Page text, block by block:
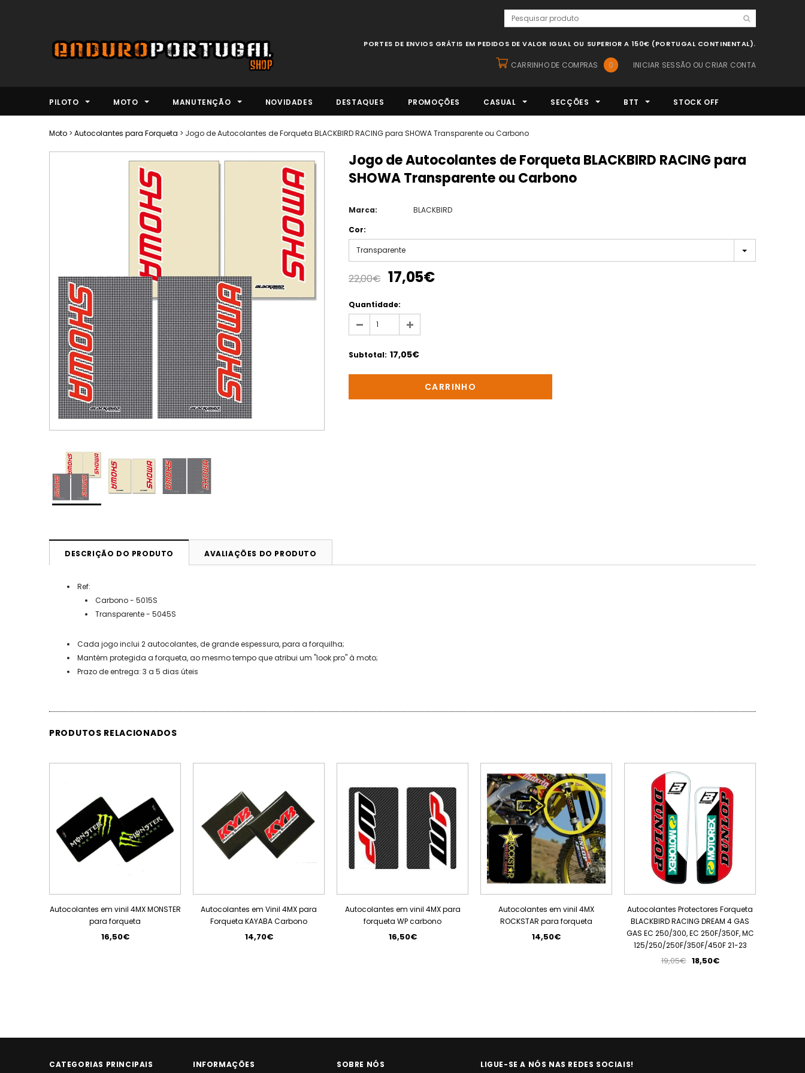
PORTES DE ENVIOS GRÁTIS EM PEDIDOS DE VALOR IGUAL OU SUPERIOR A 150€ (PORTUGAL CONTINENTAL).
INICIAR SESSÃO OU CRIAR CONTA
CARRINHO DE COMPRAS 0
PILOTO MOTO MANUTENÇÃO NOVIDADES DESTAQUES PROMOÇÕES CASUAL SECÇÕES BTT STOCK OFF
Moto > Autocolantes para Forqueta > Jogo de Autocolantes de Forqueta BLACKBIRD RACING para SHOWA Transparente ou Carbono
Jogo de Autocolantes de Forqueta BLACKBIRD RACING para
SHOWA Transparente ou Carbono
Marca:
BLACKBIRD
Cor:
Transparente
22,00€ 17,05€
Quantidade:
Subtotal: 17,05€
DESCRIÇÃO DO PRODUTO AVALIAÇÕES DO PRODUTO
Ref:
Carbono - 5015S
Transparente - 5045S
Cada jogo inclui 2 autocolantes, de grande espessura, para a forquilha;
Mantém protegida a forqueta, ao mesmo tempo que atribui um "look pro" à moto;
Prazo de entrega: 3 a 5 dias úteis
PRODUTOS RELACIONADOS
Autocolantes em vinil 4MX MONSTER
para forqueta
16,50€
Autocolantes em Vinil 4MX para
Forqueta KAYABA Carbono
14,70€
Autocolantes em vinil 4MX para
forqueta WP carbono
16,50€
Autocolantes em vinil 4MX
ROCKSTAR para forqueta
14,50€
ESGOTADO
Autocolantes Protectores Forqueta
BLACKBIRD RACING DREAM 4 GAS
GAS EC 250/300, EC 250F/350F, MC
125/250/250F/350F/450F 21-23
19,05€ 18,50€
CATEGORIAS PRINCIPAIS INFORMAÇÕES SOBRE NÓS LIGUE-SE A NÓS NAS REDES SOCIAIS!